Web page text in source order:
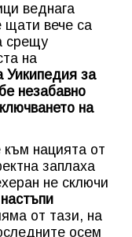
веднага
щати вече са
срещу
на
Уикипедия за
незабавно
на
нацията от
заплаха
не сключи
от тази, на
осем